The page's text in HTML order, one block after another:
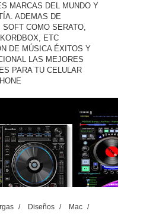
MARCAS DEL MUNDO Y
ADEMAS DE
SOFT COMO SERATO,
ETC
DE MÚSICA ÉXITOS Y
LAS MEJORES
PARA TU CELULAR
/ Diseños / Mac
/